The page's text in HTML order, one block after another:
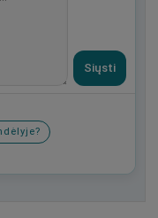
Siųsti